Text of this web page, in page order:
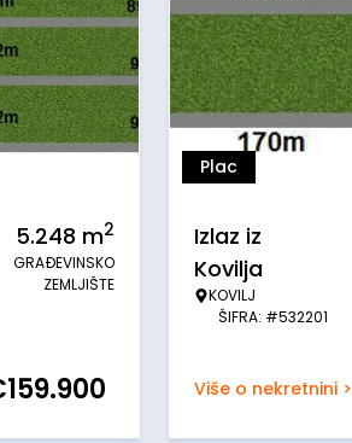
5.248 m2
GRAĐEVINSKO
ZEMLJIŠTE
159.900
Plac
Izlaz iz
Kovilja
KOVILJ
ŠIFRA: #532201
Više o nekretnini >